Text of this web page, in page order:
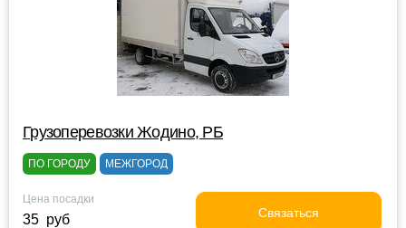
Грузоперевозки Жодино, РБ
ПО ГОРОДУ МЕЖГОРОД
Цена посадки
35 руб Связаться